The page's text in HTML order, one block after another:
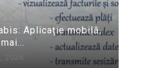
Aplicație mobilă,
2026